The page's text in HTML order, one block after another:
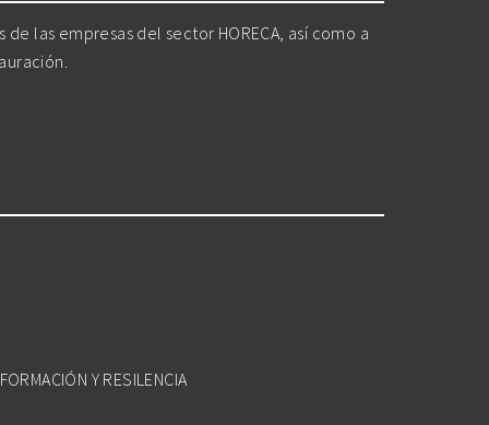
las empresas del sector HORECA, así como a
Y RESILENCIA